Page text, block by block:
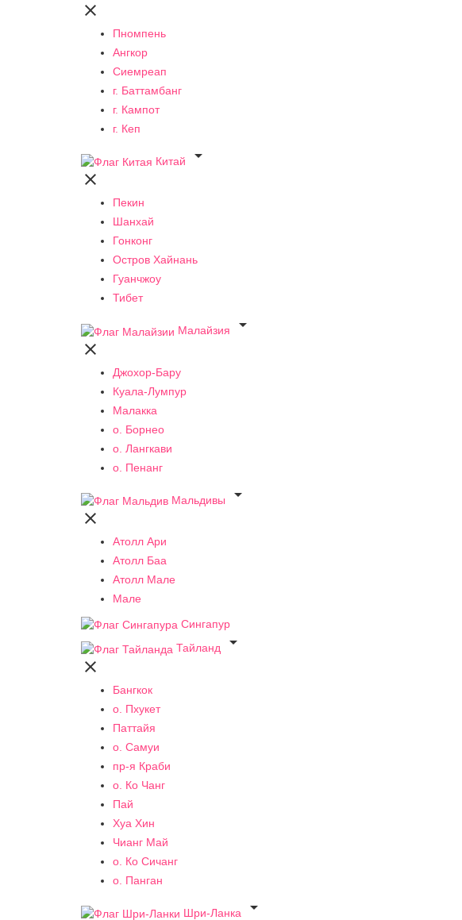

Пномпень
Ангкор
Сиемреап
г. Баттамбанг
г. Кампот
г. Кеп
Китай


Пекин
Шанхай
Гонконг
Остров Хайнань
Гуанчжоу
Тибет
Малайзия


Джохор-Бару
Куала-Лумпур
Малакка
о. Борнео
о. Лангкави
о. Пенанг
Мальдивы


Атолл Ари
Атолл Баа
Атолл Мале
Мале
Сингапур
Тайланд


Бангкок
о. Пхукет
Паттайя
о. Самуи
пр-я Краби
о. Ко Чанг
Пай
Хуа Хин
Чианг Май
о. Ко Сичанг
о. Панган
Шри-Ланка
